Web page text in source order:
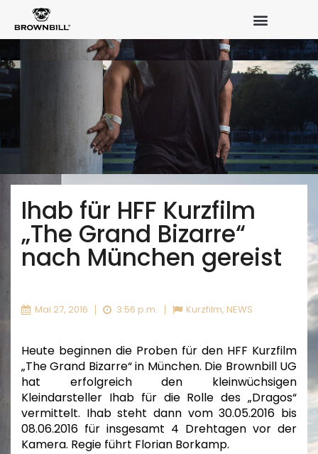
Ihab für HFF Kurzfilm
„The Grand Bizarre“
nach München gereist
Mai 27, 2016 3:56 p.m. Kurzfilm, NEWS
Heute beginnen die Proben für den HFF Kurzfilm
„The Grand Bizarre“ in München. Die Brownbill UG
hat erfolgreich den kleinwüchsigen
Kleindarsteller Ihab für die Rolle des „Dragos“
vermittelt. Ihab steht dann vom 30.05.2016 bis
08.06.2016 für insgesamt 4 Drehtagen vor der
Kamera. Regie führt Florian Borkamp.